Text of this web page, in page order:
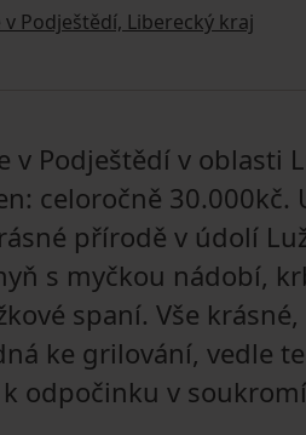
Podještědí, Liberecký kraj
v Podještědí v oblasti
celoročně 30.000kč.
přírodě v údolí
s myčkou nádobí,
spaní. Vše
ke grilování, vedle
odpočinku v